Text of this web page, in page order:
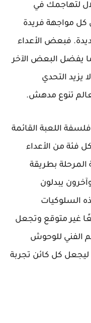
لتهاجمك في
كل مواجهة فريدة
فبعض الأعداء
يفضل البعض الآخر
يزيد التحدي
تنوع مدهش.
اللعبة القائمة
فئة من الأعداء
بطريقة
يبدلون
السلوكيات
غير متوقع وتجعل
الفني للوحوش
ليجعل كل كائن تجربة